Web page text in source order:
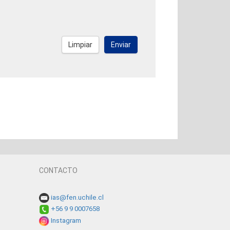
Enviar
Limpiar
CONTACTO
ias@fen.uchile.cl
+56 9 9 0007658
Instagram